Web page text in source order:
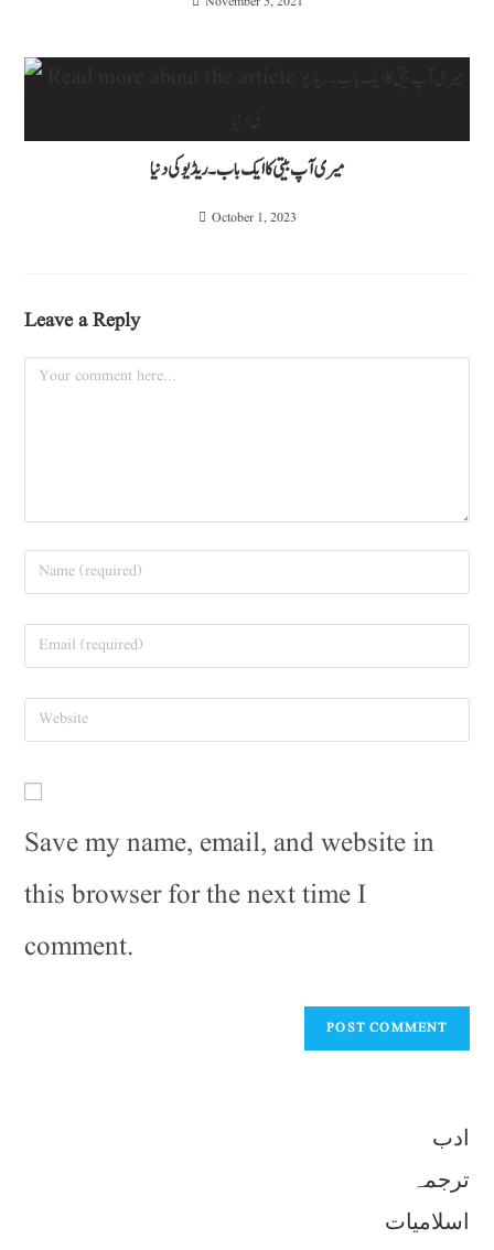
میری آپ بیتی کا ایک باب۔ریڈیو کی دنیا
October 1, 2023
Leave a Reply
Save my name, email, and website in
this browser for the next time I
comment.
ادب
ترجمہ
اسلامیات